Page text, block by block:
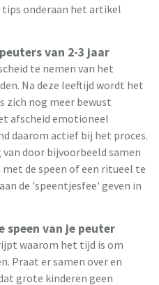
tips onderaan het artikel
van 2-3 jaar
te nemen van het
Na deze leeftijd wordt het
zich nog meer bewust
afscheid emotioneel
daarom actief bij het proces.
door bijvoorbeeld samen
de speen of een ritueel te
de 'speentjesfee' geven in
speen van je peuter
waarom het tijd is om
Praat er samen over en
grote kinderen geen